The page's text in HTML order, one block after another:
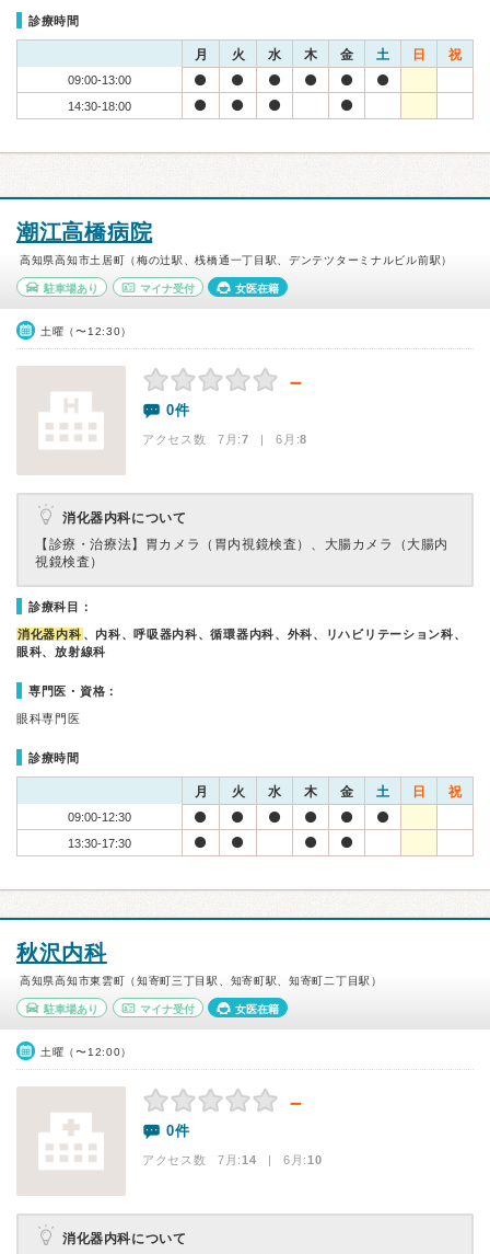
診療時間
月 火 水 木 金 土 日 祝
09:00-13:00
14:30-18:00
潮江高橋病院
高知県高知市土居町（梅の辻駅、桟橋通一丁目駅、デンテツターミナルビル前駅）
駐車場あり マイナ受付 女医在籍
土曜（〜12:30）
－
0件
アクセス数 7月:7 | 6月:8
消化器内科について
【診療・治療法】 胃カメラ（胃内視鏡検査）、大腸カメラ（大腸内
視鏡検査）
診療科目：
消化器内科 、内科、呼吸器内科、循環器内科、外科、リハビリテーション科、
眼科、放射線科
専門医・資格：
眼科専門医
診療時間
月 火 水 木 金 土 日 祝
09:00-12:30
13:30-17:30
秋沢内科
高知県高知市東雲町（知寄町三丁目駅、知寄町駅、知寄町二丁目駅）
駐車場あり マイナ受付 女医在籍
土曜（〜12:00）
－
0件
アクセス数 7月:14 | 6月:10
消化器内科について